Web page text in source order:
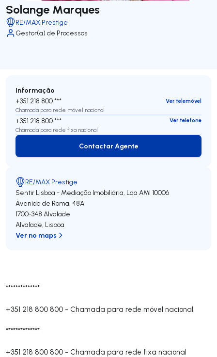
Solange Marques
RE/MAX Prestige
Gestor(a) de Processos
**************
+351 218 800 800 - Chamada para rede móvel nacional
**************
+351 218 800 800 - Chamada para rede fixa nacional
Informação
+351 218 800 ***
Ver telemóvel
Chamada para rede móvel nacional
+351 218 800 ***
Ver telefone
Chamada para rede fixa nacional
Contactar Agente
Contactar Agente
RE/MAX Prestige
Sentir Lisboa - Mediação Imobiliária, Lda AMI 10006
Avenida de Roma, 48A
1700-348 Alvalade
Alvalade, Lisboa
Ver no maps